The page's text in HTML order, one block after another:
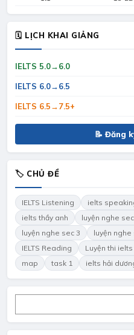
🗓 LỊCH KHAI GIẢNG
IELTS 5.0→6.0
IELTS 6.0→6.5
IELTS 6.5→7.5+
📝 Đăng
🏷 CHỦ ĐỀ
IELTS Listening ielts
ielts thầy anh
luyện nghe
luyện nghe sec 3
luyện nghe
IELTS Reading
Luyện thi
map
task 1 ielts hải